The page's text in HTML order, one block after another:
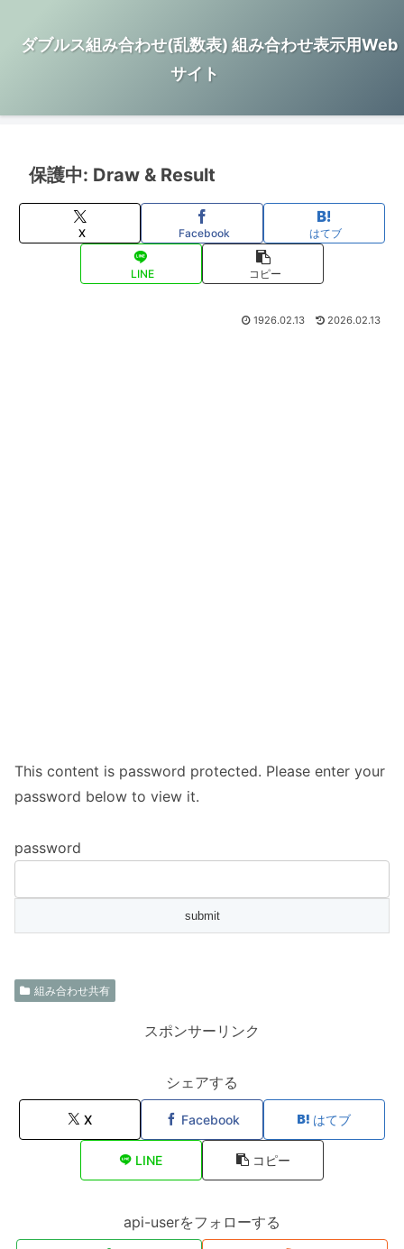
ダブルス組み合わせ(乱数表) 組み合わせ表示用Web
サイト
保護中: Draw & Result
X Facebook はてブ
LINE コピー
1926.02.13 2026.02.13
This content is password protected. Please enter your
password below to view it.
password
組み合わせ共有
スポンサーリンク
シェアする
X Facebook はてブ
LINE コピー
api-userをフォローする